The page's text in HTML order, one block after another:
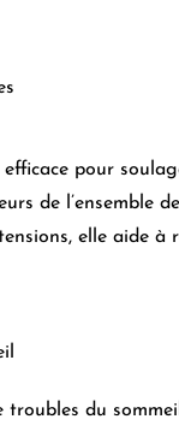
pour
de l’ensemble
elle aide à
troubles du